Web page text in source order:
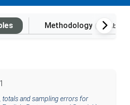
Methodology (Available
totals and sampling errors for